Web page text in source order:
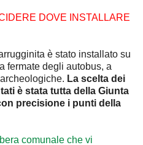
DOVE INSTALLARE
è stato installato su
fermate degli autobus, a
La scelta dei
è stata tutta della Giunta
precisione i punti della
comunale che vi